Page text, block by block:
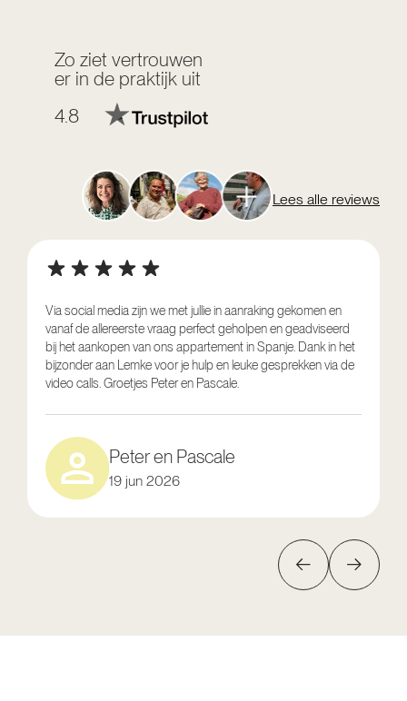
Zo ziet vertrouwen
er in de praktijk uit
4.8
Lees alle reviews
Via social media zijn we met jullie in aanraking gekomen en
vanaf de allereerste vraag perfect geholpen en geadviseerd
bij het aankopen van ons appartement in Spanje. Dank in het
bijzonder aan Lemke voor je hulp en leuke gesprekken via de
video calls. Groetjes Peter en Pascale.
Peter en Pascale
19 jun 2026